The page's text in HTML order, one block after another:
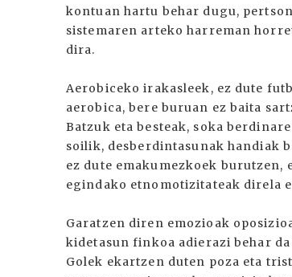
kontuan hartu behar dugu,
sistemaren arteko harreman
dira.
Aerobiceko irakasleek, ez dute
aerobica, bere buruan ez baita
Batzuk eta besteak, soka
soilik, desberdintasunak handiak
ez dute emakumezkoek
egindako etnomotizitateak direla
Garatzen diren emozioak
kidetasun finkoa adierazi behar
Golek ekartzen duten poza eta